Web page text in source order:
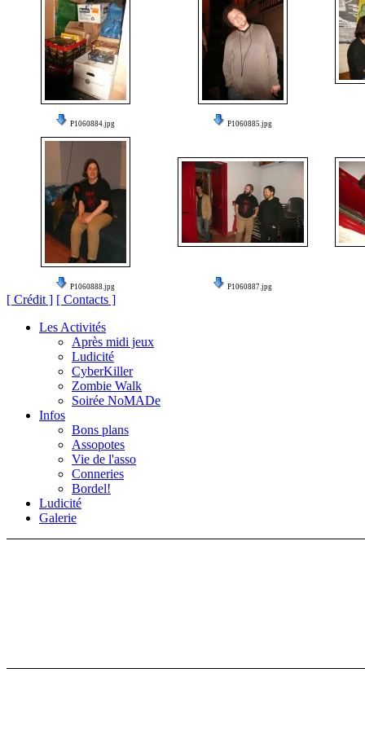
P1060884.jpg P1060885.jpg
P1060888.jpg P1060887.jpg
[ Crédit ] [ Contacts ]
Les Activités
Après midi jeux
Ludicité
CyberKiller
Zombie Walk
Soirée NoMADe
Infos
Bons plans
Assopotes
Vie de l'asso
Conneries
Bordel!
Ludicité
Galerie